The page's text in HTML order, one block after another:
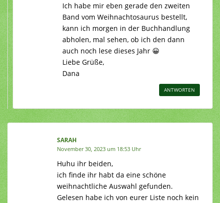
Ich habe mir eben gerade den zweiten
Band vom Weihnachtosaurus bestellt,
kann ich morgen in der Buchhandlung
abholen, mal sehen, ob ich den dann
auch noch lese dieses Jahr 😀
Liebe Grüße,
Dana
ANTWORTEN
SARAH
November 30, 2023 um 18:53 Uhr
Huhu ihr beiden,
ich finde ihr habt da eine schöne
weihnachtliche Auswahl gefunden.
Gelesen habe ich von eurer Liste noch kein